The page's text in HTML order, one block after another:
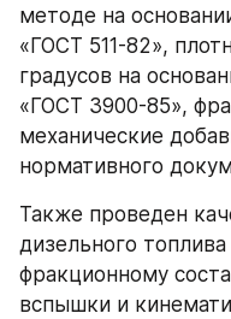
методе на
«ГОСТ 511-82»,
градусов на
«ГОСТ 3900-85»,
механические
нормативного
Также проведен
дизельного
фракционному
вспышки и